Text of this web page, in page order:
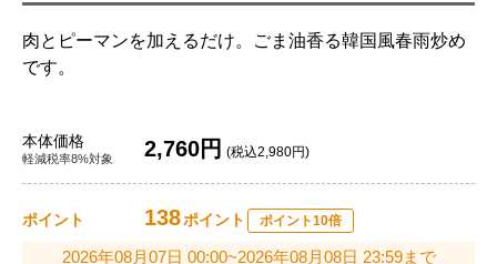
肉とピーマンを加えるだけ。ごま油香る韓国風春雨炒め
です。
本体価格
軽減税率8%対象 2,760円 (税込2,980円)
ポイント 138ポイント ポイント10倍
2026年08月07日 00:00~2026年08月08日 23:59まで